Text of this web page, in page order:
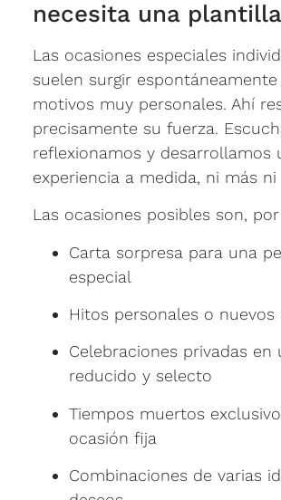
necesita una plantilla
Las ocasiones especiales
suelen surgir
motivos muy personales. Ahí
precisamente su fuerza.
reflexionamos y desarrollamos
experiencia a medida, ni más ni
Las ocasiones posibles son,
Carta sorpresa para una
especial
Hitos personales o nuevos
Celebraciones privadas en
reducido y selecto
Tiempos muertos
ocasión fija
Combinaciones de varias